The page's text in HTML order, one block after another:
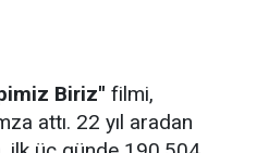
Biriz'' filmi,
attı. 22 yıl aradan